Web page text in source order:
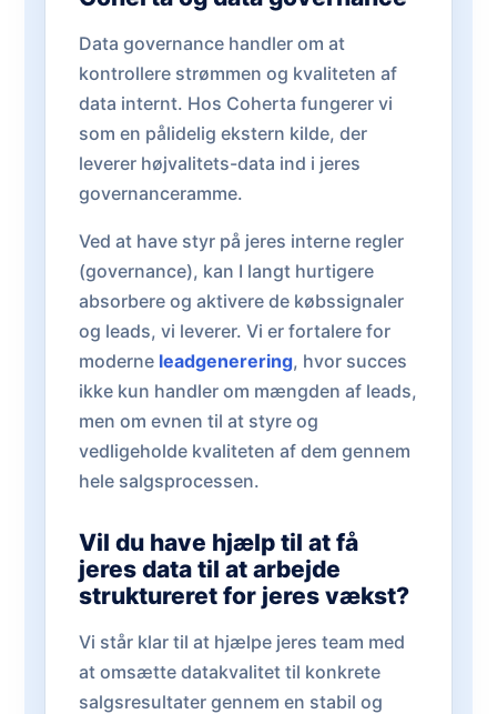
Data governance handler om at
kontrollere strømmen og kvaliteten af
data internt. Hos Coherta fungerer vi
som en pålidelig ekstern kilde, der
leverer højvalitets-data ind i jeres
governanceramme.
Ved at have styr på jeres interne regler
(governance), kan I langt hurtigere
absorbere og aktivere de købssignaler
og leads, vi leverer. Vi er fortalere for
moderne leadgenerering, hvor succes
ikke kun handler om mængden af leads,
men om evnen til at styre og
vedligeholde kvaliteten af dem gennem
hele salgsprocessen.
Vil du have hjælp til at få
jeres data til at arbejde
struktureret for jeres vækst?
Vi står klar til at hjælpe jeres team med
at omsætte datakvalitet til konkrete
salgsresultater gennem en stabil og